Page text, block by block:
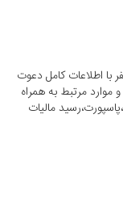
سفارت مربوطه ارائه
گواهی اشتغال به
اطلاعات کامل دعوت
مرتبط به همراه
مالیات